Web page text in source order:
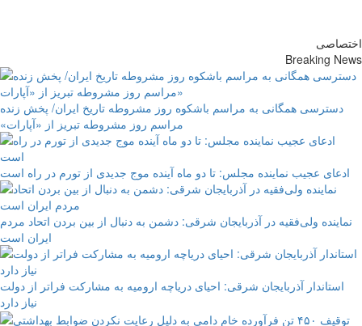
اختصاصی
Breaking News
دسترسی همگانی به مراسم باشکوه روز مشروطه تاریخ ایران/ پخش زنده
مراسم روز مشروطه تبریز از «آپارات»
ادعای عجیب نماینده مجلس: تا دو ماه آینده موج جدیدی از تورم در راه است
نماینده ولی‌فقیه در آذربایجان شرقی: دشمن به دنبال از بین بردن اتحاد مردم
ایران است
استاندار آذربایجان شرقی: احیای دریاچه ارومیه به مشارکت فراتر از دولت
نیاز دارد